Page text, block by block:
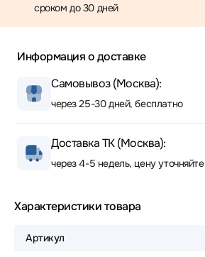
сроком до 30 дней
Информация о доставке
Самовывоз (Москва):
через 25-30 дней, бесплатно
Доставка ТК (Москва):
через 4-5 недель, цену уточняйте
Характеристики товара
Артикул